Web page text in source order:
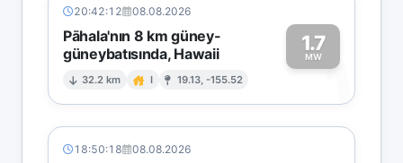
20:42:12 08.08.2026
Pāhala'nın 8 km güney-
güneybatısında, Hawaii
32.2 km I 19.13, -155.52
1.7
MW1
18:50:18 08.08.2026